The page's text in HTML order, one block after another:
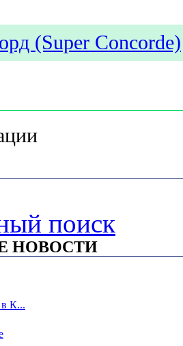
(Super Concorde)
поиск
НОВОСТИ
К...